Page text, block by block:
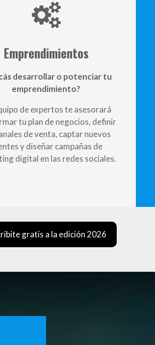
Emprendimientos
desarrollar o potenciar tu
emprendimiento?
de expertos te asesorará
tu plan de negocios, definir
de venta, captar nuevos
y diseñar campañas de
digital en las redes sociales.
gratis a la edición 2026